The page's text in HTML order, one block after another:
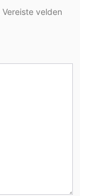
Vereiste velden